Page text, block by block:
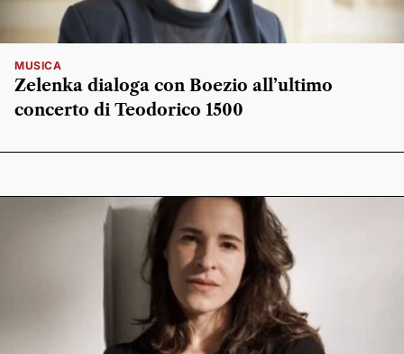
MUSICA
Zelenka dialoga con Boezio all’ultimo
concerto di Teodorico 1500